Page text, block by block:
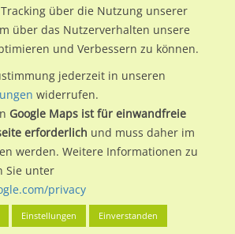
am Standort Dehmer
Ortsteil Dehme)in Bad Oeynhausen,
unserer Werbeflächen individuelle und
und Leistungswerte. Damit
vor der Buchung im Detail über den
und Werbewirkung sowie
in den zugelassenen
über die Nutzung unserer
über das Nutzerverhalten unsere
und Verbessern zu können.
jederzeit in unseren
widerrufen.
Google Maps ist für einwandfreie
erforderlich und muss daher im
werden. Weitere Informationen zu
Sie unter
privacy
Einstellungen Einverstanden